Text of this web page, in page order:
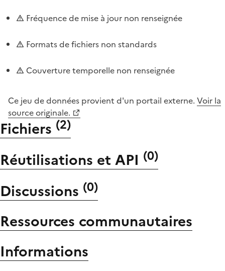
Fréquence de mise à jour non renseignée
Formats de fichiers non standards
Couverture temporelle non renseignée
Ce jeu de données provient d'un portail externe. Voir la
source originale.
Fichiers (2)
Réutilisations et API (0)
Discussions (0)
Ressources communautaires
Informations